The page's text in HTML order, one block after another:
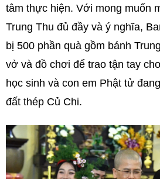
tâm thực hiện. Với mong muốn
Trung Thu đủ đầy và ý nghĩa,
bị 500 phần quà gồm bánh
vở và đồ chơi để trao tận tay
học sinh và con em Phật tử
đất thép Củ Chi.